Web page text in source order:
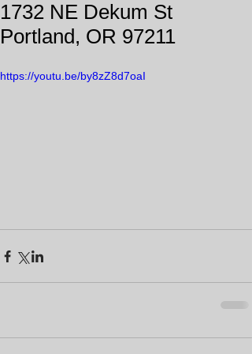
1732 NE Dekum St
Portland, OR 97211
https://youtu.be/by8zZ8d7oaI